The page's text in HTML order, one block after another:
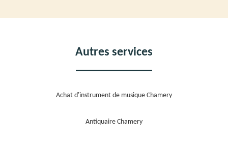
Autres services
Achat d'instrument de musique Chamery
Antiquaire Chamery